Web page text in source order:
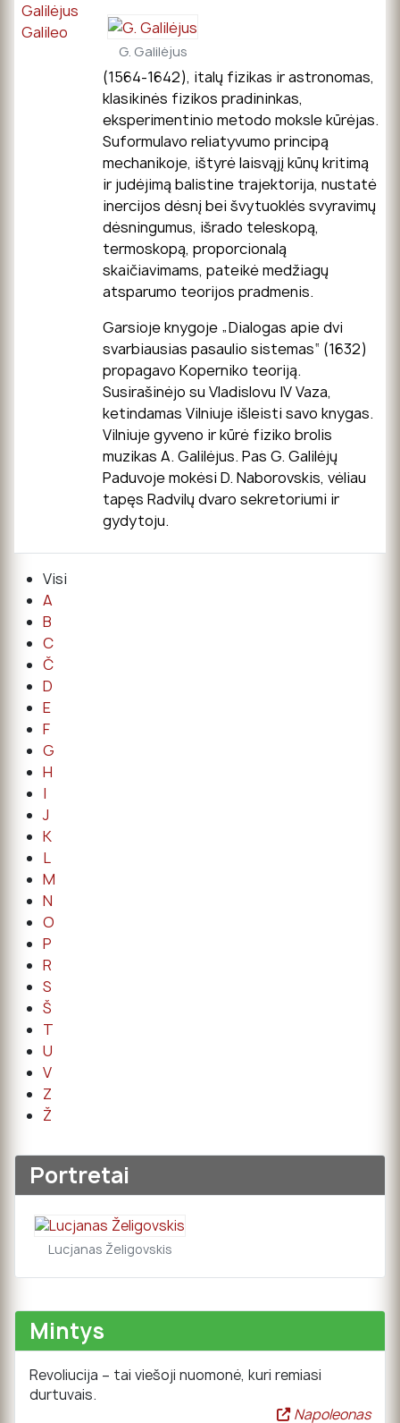
Galilėjus
Galileo
G. Galilėjus
(1564-1642), italų fizikas ir astronomas,
klasikinės fizikos pradininkas,
eksperimentinio metodo moksle kūrėjas.
Suformulavo reliatyvumo principą
mechanikoje, ištyrė laisvąjį kūnų kritimą
ir judėjimą balistine trajektorija, nustatė
inercijos dėsnį bei švytuoklės svyravimų
dėsningumus, išrado teleskopą,
termoskopą, proporcionalą
skaičiavimams, pateikė medžiagų
atsparumo teorijos pradmenis.
Garsioje knygoje „Dialogas apie dvi
svarbiausias pasaulio sistemas“ (1632)
propagavo Koperniko teoriją.
Susirašinėjo su Vladislovu IV Vaza,
ketindamas Vilniuje išleisti savo knygas.
Vilniuje gyveno ir kūrė fiziko brolis
muzikas A. Galilėjus. Pas G. Galilėjų
Paduvoje mokėsi D. Naborovskis, vėliau
tapęs Radvilų dvaro sekretoriumi ir
gydytoju.
Visi
A
B
C
Č
D
E
F
G
H
I
J
K
L
M
N
O
P
R
S
Š
T
U
V
Z
Ž
Portretai
Lucjanas Želigovskis
Mintys
Revoliucija – tai viešoji nuomonė, kuri remiasi
durtuvais.
Napoleonas